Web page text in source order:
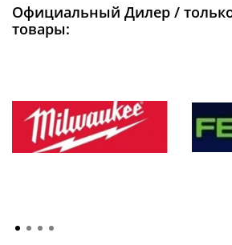
Официальный Дилер /
товары: